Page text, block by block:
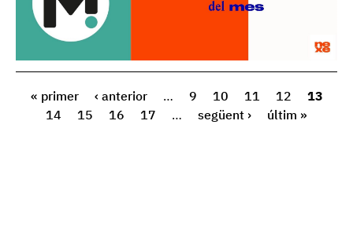
« primer ‹ anterior … 9 10 11 12
13
14
15 16 17 … següent › últim »